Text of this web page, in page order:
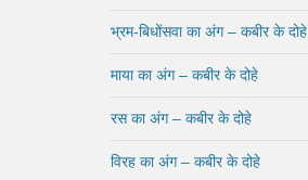
भ्रम-बिधोंसवा का अंग – कबीर के दोहे
माया का अंग – कबीर के दोहे
रस का अंग – कबीर के दोहे
विरह का अंग – कबीर के दोहे